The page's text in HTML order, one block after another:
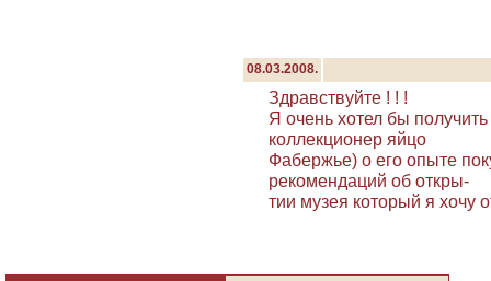
08.03.2008.
Здравствуйте ! ! !
Я очень хотел бы
коллекционер яйцо
Фабержье) о его опыте
рекомендаций об откры-
тии музея который я хочу